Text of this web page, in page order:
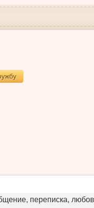
переписка,